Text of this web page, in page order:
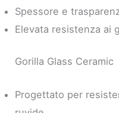
Spessore e
Elevata resistenza ai
Gorilla Glass Ceramic
Progettato per